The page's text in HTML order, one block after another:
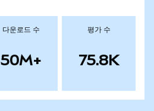
다운로드 수
50M+
평가 수
75.8K